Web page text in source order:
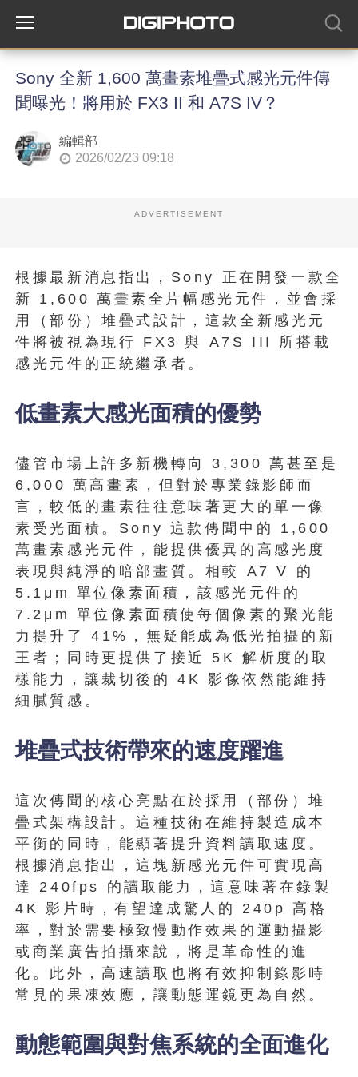
Sony 全新 1,600 萬畫素堆疊式感光元件傳
聞曝光！將用於 FX3 II 和 A7S IV？
編輯部
2026/02/23 09:18
ADVERTISEMENT
根據最新消息指出，Sony 正在開發一款全
新 1,600 萬畫素全片幅感光元件，並會採
用（部份）堆疊式設計，這款全新感光元
件將被視為現行 FX3 與 A7S III 所搭載
感光元件的正統繼承者。
低畫素大感光面積的優勢
儘管市場上許多新機轉向 3,300 萬甚至是
6,000 萬高畫素，但對於專業錄影師而
言，較低的畫素往往意味著更大的單一像
素受光面積。Sony 這款傳聞中的 1,600
萬畫素感光元件，能提供優異的高感光度
表現與純淨的暗部畫質。相較 A7 V 的
5.1μm 單位像素面積，該感光元件的
7.2μm 單位像素面積使每個像素的聚光能
力提升了 41%，無疑能成為低光拍攝的新
王者；同時更提供了接近 5K 解析度的取
樣能力，讓裁切後的 4K 影像依然能維持
細膩質感。
堆疊式技術帶來的速度躍進
這次傳聞的核心亮點在於採用（部份）堆
疊式架構設計。這種技術在維持製造成本
平衡的同時，能顯著提升資料讀取速度。
根據消息指出，這塊新感光元件可實現高
達 240fps 的讀取能力，這意味著在錄製
4K 影片時，有望達成驚人的 240p 高格
率，對於需要極致慢動作效果的運動攝影
或商業廣告拍攝來說，將是革命性的進
化。此外，高速讀取也將有效抑制錄影時
常見的果凍效應，讓動態運鏡更為自然。
動態範圍與對焦系統的全面進化